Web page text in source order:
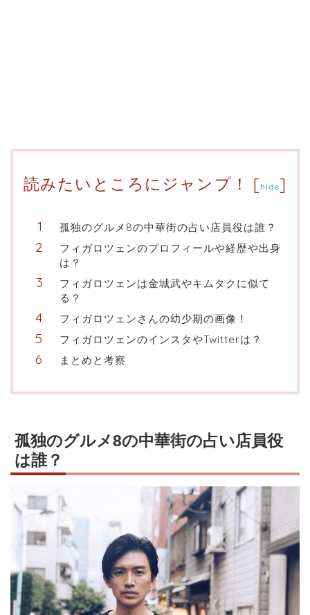
読みたいところにジャンプ！ [hide]
孤独のグルメ8の中華街の占い店員役は誰？
フィガロツェンのプロフィールや経歴や出身
は？
フィガロツェンは金城武やキムタクに似て
る？
フィガロツェンさんの幼少期の画像！
フィガロツェンのインスタやTwitterは？
まとめと考察
孤独のグルメ8の中華街の占い店員役
は誰？